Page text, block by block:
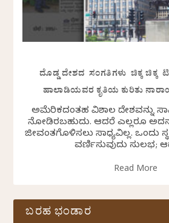
ದೊಡ್ಡ ದೇಶದ ಸಂಗತಿಗಳು ಚಿಕ್ಕ ಚಿಕ್ಕ
ಹಾಲಾಡಿಯವರ ಕೃತಿಯ ಕುರಿತು
ಅಮೆರಿಕದಂತಹ ವಿಶಾಲ ದೇಶವನ್ನು
ನೋಡಿರಬಹುದು. ಆದರೆ ಎಲ್ಲರೂ
ಜೀವಂತಗೊಳಿಸಲು ಸಾಧ್ಯವಿಲ್ಲ. ಒಂದು
ವರ್ಣಿಸುವುದು ಸುಲಭ;
Read More
ಬರಹ ಭಂಡಾರ